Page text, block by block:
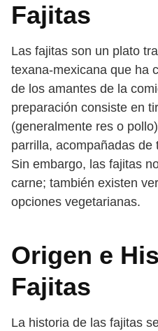
Fajitas
Las fajitas son un plato
texana-mexicana que ha
de los amantes de la
preparación consiste en
(generalmente res o
parrilla, acompañadas
Sin embargo, las fajitas
carne; también existen
opciones vegetarianas.
Origen e
Fajitas
La historia de las fajitas